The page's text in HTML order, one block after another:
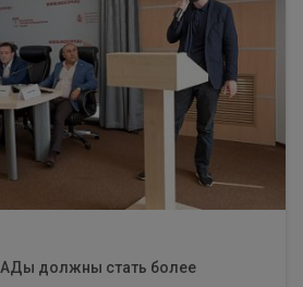
должны стать более